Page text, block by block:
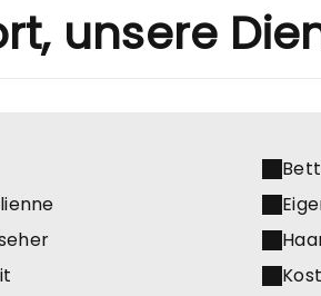
unsere